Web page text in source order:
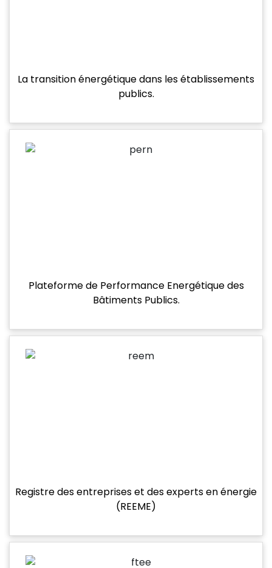
La transition énergétique dans les établissements
publics.
Plateforme de Performance Energétique des
Bâtiments Publics.
Registre des entreprises et des experts en énergie
(REEME)